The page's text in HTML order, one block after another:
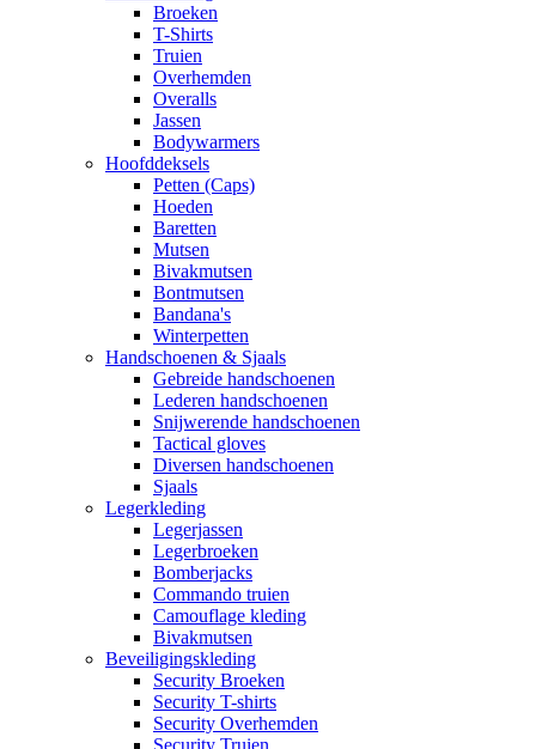
Broeken
T-Shirts
Truien
Overhemden
Overalls
Jassen
Bodywarmers
Hoofddeksels
Petten (Caps)
Hoeden
Baretten
Mutsen
Bivakmutsen
Bontmutsen
Bandana's
Winterpetten
Handschoenen & Sjaals
Gebreide handschoenen
Lederen handschoenen
Snijwerende handschoenen
Tactical gloves
Diversen handschoenen
Sjaals
Legerkleding
Legerjassen
Legerbroeken
Bomberjacks
Commando truien
Camouflage kleding
Bivakmutsen
Beveiligingskleding
Security Broeken
Security T-shirts
Security Overhemden
Security Truien